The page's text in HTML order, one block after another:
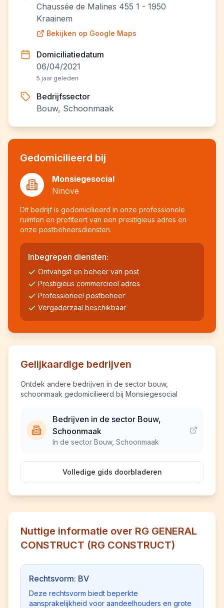
Chaussée de Malines 455 1 - 1950
Kraainem
Bekijken op Google Maps
Domiciliatiedatum
06/04/2021
5 jaar geleden
Bedrijfssector
Bouw, Schoonmaak
Gedomicilieerd bij
Monsiegesocial
Ninove
Dit bedrijf is gedomicilieerd in onze professionele
ruimten en profiteert van een prestigieus adres en
onze postbeheersdiensten.
Inbegrepen diensten:
Ontvangst en beheer van post
Prestigieus commercieel adres
Professioneel postbeheer
Vergaderzaal beschikbaar
Gelijkaardige bedrijven
Ontdek andere bedrijven in de sector bouw,
schoonmaak gedomicilieerd bij Monsiegesocial
Bedrijven in de sector Bouw,
Schoonmaak
In de sector Bouw, Schoonmaak
Volledige gids doorbladeren
Nuttige informatie over RG GENERAL
CONSTRUCT (RG CONSTRUCT)
Rechtsvorm: BV
Deze rechtsvorm biedt beperkte
aansprakelijkheid voor aandeelhouders en grote